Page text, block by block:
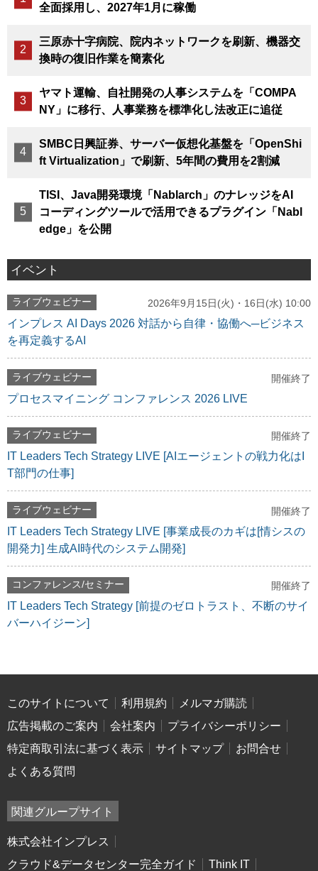
全面採用し、2027年1月に稼働
三原赤十字病院、院内ネットワークを刷新、機器交
換時の復旧作業を簡素化
ヤマト運輸、自社開発の人事システムを「COMPA
NY」に移行、人事業務を標準化し法改正に追従
SMBC日興証券、サーバー仮想化基盤を「OpenShi
ft Virtualization」で刷新、5年間の費用を2割減
TISI、Java開発環境「Nablarch」のナレッジをAI
コーディングツールで活用できるプラグイン「Nabl
edge」を公開
イベント
ライブウェビナー 2026年9月15日(火)・16日(水) 10:00
インプレス AI Days 2026 対話から自律・協働へ─ビジネス
を再定義するAI
ライブウェビナー 開催終了
プロセスマイニング コンファレンス 2026 LIVE
ライブウェビナー 開催終了
IT Leaders Tech Strategy LIVE [AIエージェントの戦力化はI
T部門の仕事]
ライブウェビナー 開催終了
IT Leaders Tech Strategy LIVE [事業成長のカギは[情シスの
開発力] 生成AI時代のシステム開発]
コンファレンス/セミナー 開催終了
IT Leaders Tech Strategy [前提のゼロトラスト、不断のサイ
バーハイジーン]
このサイトについて 利用規約
メルマガ購読
広告掲載のご案内
会社案内
プライバシーポリシー
特定商取引法に基づく表示
サイトマップ
お問合せ
よくある質問
関連グループサイト
株式会社インプレス
クラウド&データセンター完全ガイド
Think IT